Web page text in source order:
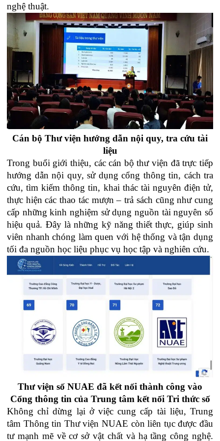
nghệ thuật.
Cán bộ Thư viện hướng dẫn nội quy, tra cứu tài
liệu
Trong buổi giới thiệu, các cán bộ thư viện đã trực tiếp
hướng dẫn nội quy, sử dụng cổng thông tin, cách tra
cứu, tìm kiếm thông tin, khai thác tài nguyên điện tử,
thực hiện các thao tác mượn – trả sách cũng như cung
cấp những kinh nghiệm sử dụng nguồn tài nguyên số
hiệu quả. Đây là những kỹ năng thiết thực, giúp sinh
viên nhanh chóng làm quen với hệ thống và tận dụng
tối đa nguồn học liệu phục vụ học tập và nghiên cứu.
Thư viện số NUAE đã kết nối thành công vào
Cổng thông tin của Trung tâm kết nối Tri thức số
Không chỉ dừng lại ở việc cung cấp tài liệu, Trung
tâm Thông tin Thư viện NUAE còn liên tục được đầu
tư mạnh mẽ về cơ sở vật chất và hạ tầng công nghệ.